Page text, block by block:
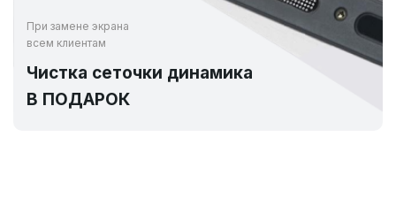
При замене экрана
всем клиентам
Чистка сеточки динамика
В ПОДАРОК